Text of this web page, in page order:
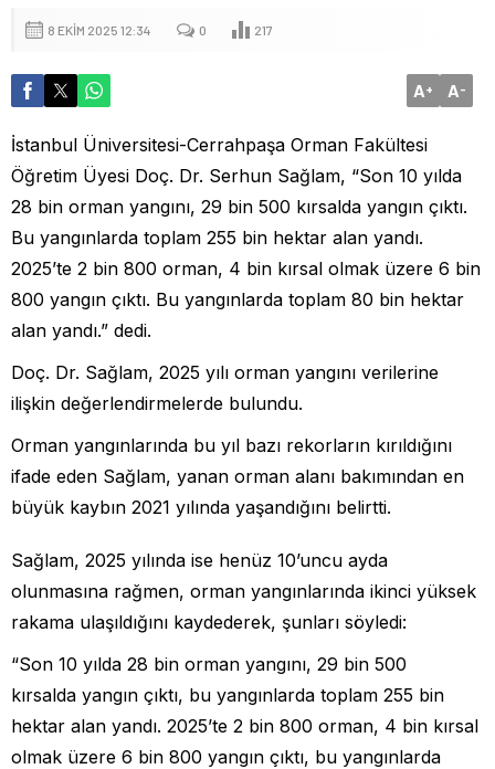
8 EKIM 2025 12:34 0 217
A+ A-
İstanbul Üniversitesi-Cerrahpaşa Orman Fakültesi
Öğretim Üyesi Doç. Dr. Serhun Sağlam, “Son 10 yılda
28 bin orman yangını, 29 bin 500 kırsalda yangın çıktı.
Bu yangınlarda toplam 255 bin hektar alan yandı.
2025’te 2 bin 800 orman, 4 bin kırsal olmak üzere 6 bin
800 yangın çıktı. Bu yangınlarda toplam 80 bin hektar
alan yandı.” dedi.
Doç. Dr. Sağlam, 2025 yılı orman yangını verilerine
ilişkin değerlendirmelerde bulundu.
Orman yangınlarında bu yıl bazı rekorların kırıldığını
ifade eden Sağlam, yanan orman alanı bakımından en
büyük kaybın 2021 yılında yaşandığını belirtti.
Sağlam, 2025 yılında ise henüz 10’uncu ayda
olunmasına rağmen, orman yangınlarında ikinci yüksek
rakama ulaşıldığını kaydederek, şunları söyledi:
“Son 10 yılda 28 bin orman yangını, 29 bin 500
kırsalda yangın çıktı, bu yangınlarda toplam 255 bin
hektar alan yandı. 2025’te 2 bin 800 orman, 4 bin kırsal
olmak üzere 6 bin 800 yangın çıktı, bu yangınlarda